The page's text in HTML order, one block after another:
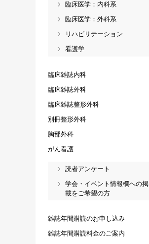
臨床医学：内科系
臨床医学：外科系
リハビリテーション
看護学
臨床雑誌内科
臨床雑誌外科
臨床雑誌整形外科
別冊整形外科
胸部外科
がん看護
読者アンケート
学会・イベント情報欄への掲
載をご希望の方
雑誌年間購読のお申し込み
雑誌年間購読料金のご案内